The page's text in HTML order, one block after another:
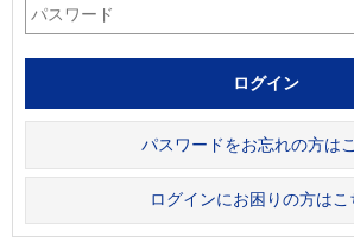
パスワードをお忘れの方は
ログインにお困りの方はこ